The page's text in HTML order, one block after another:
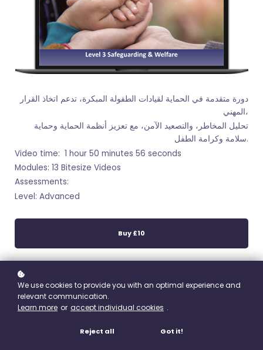
دورة متقدمة في الحماية لقيادات الطفولة المبكرة، تدعم اتخاذ القرار
المهني،
تحليل المخاطر، والتصعيد الآمن، مع تعزيز أنظمة الحماية وحماية
سلامة وكرامة الطفل.
Video time: 1 hour 50 minutes 56 seconds
Modules: 13 Bitesize Videos
Assessments:
Level: Advanced
Buy£10
محتوى الوحدات
We use cookies to provide you with an optimal experience and
relevant communication.
Learn more or accept individual cookies .
Reject all Got it!